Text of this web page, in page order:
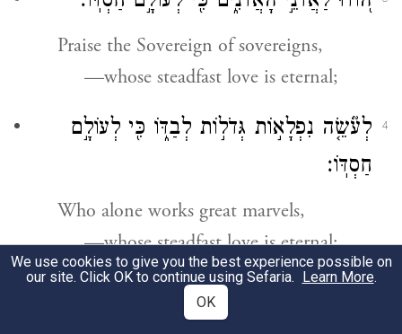
Praise the Sovereign of sovereigns,
—whose steadfast love is eternal;
4
לְעֹ֘שֵׂ֤ה נִפְלָא֣וֹת גְּדֹל֣וֹת לְבַדּ֑וֹ כִּ֖י לְעוֹלָ֣ם
חַסְדּֽוֹ׃
Who alone works great marvels,
—whose steadfast love is eternal;
לְעֹשֵׂ֣ה הַ֭שָּׁמַיִם בִּתְבוּנָ֑ה כִּ֖י לְעוֹלָ֣ם חַסְדּֽוֹ׃
We use cookies to give you the best experience possible on
our site. Click OK to continue using Sefaria. Learn More.
OK